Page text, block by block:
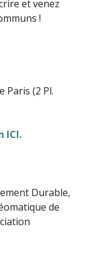
et venez
!
Paris (2 Pl.
ICI.
Durable,
de